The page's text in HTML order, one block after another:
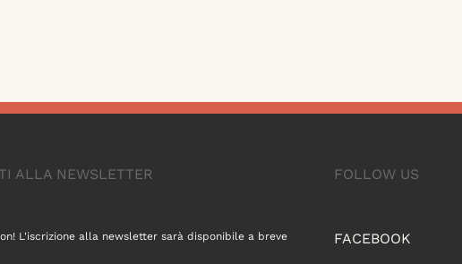
FOLLOW US
FACEBOOK
ALLA NEWSLETTER
L'iscrizione alla newsletter sarà disponibile a breve